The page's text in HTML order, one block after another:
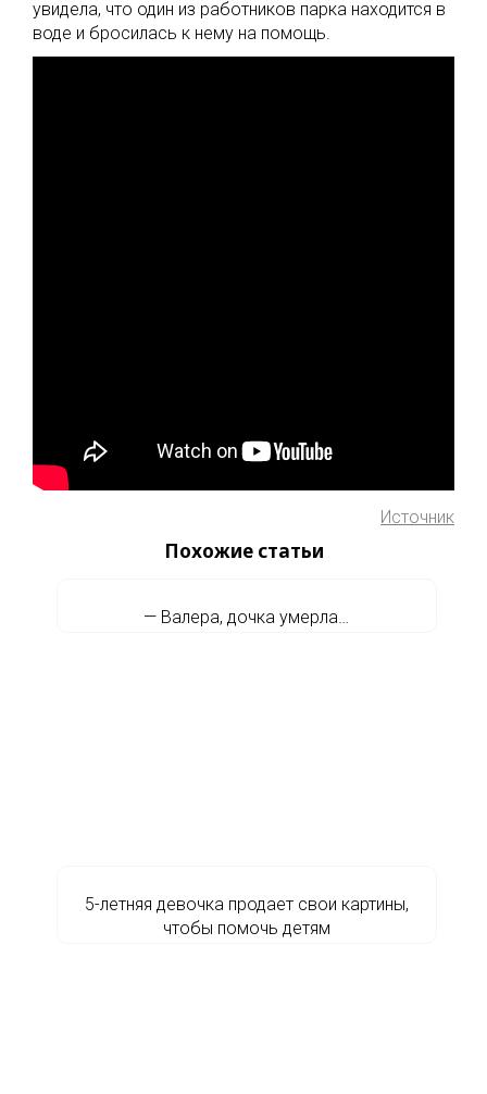
увидела, что один из работников парка находится в
воде и бросилась к нему на помощь.
Источник
Похожие статьи
— Валера, дочка умерла…
5-летняя девочка продает свои картины,
чтобы помочь детям